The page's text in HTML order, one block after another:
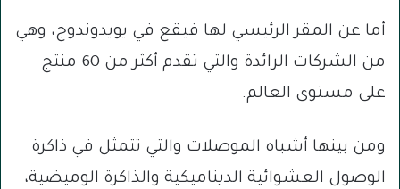
أما عن المقر الرئيسي لها فيقع في يويدوندوج، وهي
من الشركات الرائدة والتي تقدم أكثر من 60 منتج
على مستوى العالم.
ومن بينها أشباه الموصلات والتي تتمثل في ذاكرة
الوصول العشوائية الديناميكية والذاكرة الوميضية،